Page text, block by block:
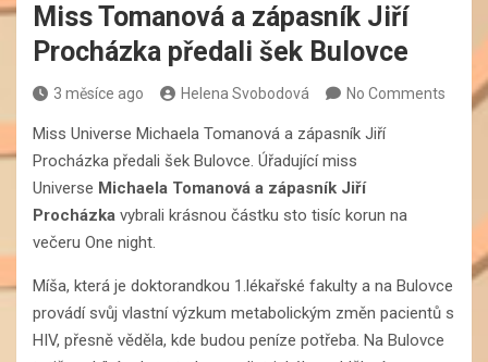
Miss Tomanová a zápasník Jiří
Procházka předali šek Bulovce
3 měsíce ago Helena Svobodová No Comments
Miss Universe Michaela Tomanová a zápasník Jiří
Procházka předali šek Bulovce. Úřadující miss
Universe Michaela Tomanová a zápasník Jiří
Procházka vybrali krásnou částku sto tisíc korun na
večeru One night.
Míša, která je doktorandkou 1.lékařské fakulty a na Bulovce
provádí svůj vlastní výzkum metabolickým změn pacientů s
HIV, přesně věděla, kde budou peníze potřeba. Na Bulovce